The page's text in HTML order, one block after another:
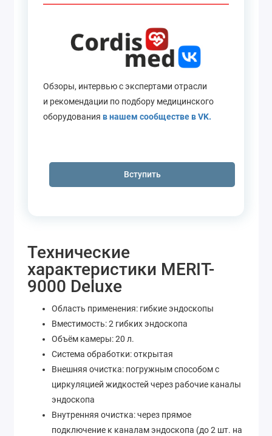
Обзоры, интервью с экспертами отрасли
и рекомендации по подбору медицинского
оборудования в нашем сообществе в VK.
Вступить
Технические
характеристики MERIT-
9000 Deluxe
Область применения: гибкие эндоскопы
Вместимость: 2 гибких эндоскопа
Объём камеры: 20 л.
Система обработки: открытая
Внешняя очистка: погружным способом с
циркуляцией жидкостей через рабочие каналы
эндоскопа
Внутренняя очистка: через прямое
подключение к каналам эндоскопа (до 2 шт. на